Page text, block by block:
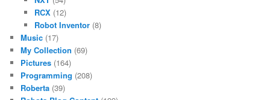
RCX(12)
Robot Inventor(8)
Music (17)
My Collection (69)
Pictures (164)
Programming (208)
Roberta (39)